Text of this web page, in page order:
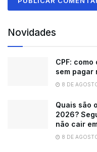
Novidades
CPF:
sem pagar
8 DE
Quais são
2026?
não cair
8 DE